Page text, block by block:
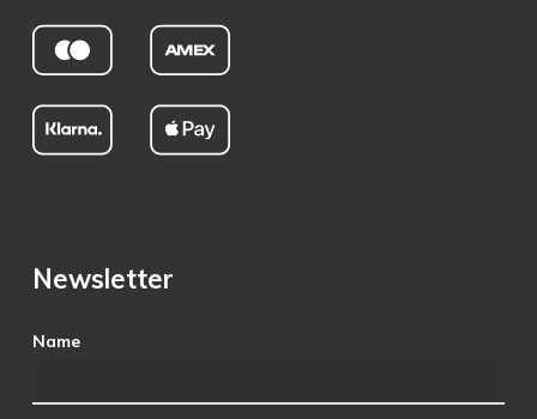
Newsletter
Name